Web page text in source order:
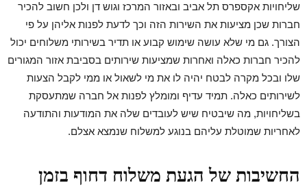
שליחויות אקספרס תל אביב ובאזור המרכז וגוש דן ולכן חשוב להכיר
חברות שכן מציעות את השירות הזה וכך לדעת לפנות אליהן על פי
הצורך. גם מי שלא עושה שימוש קבוע או תדיר בשירותי משלוחים יכול
להכיר חברות כאלה ואחרות שמציעות שירותים בסביבת אזור המגורים
שלו ובכל מקרה לבטח יהיה לו את מי לשאול או ממי לקבל הצעות
לשירותים כאלה. תמיד עדיף ומומלץ לפנות אל חברה שמתעסקת
בשליחויות, מה שיבטיח שיש לעובדים שלה את המודעות והתודעה
לאחריות שמוטלת עליהם בנוגע למשלוח שנמצא אצלם.
החשיבות של הגעת משלוח דחוף בזמן